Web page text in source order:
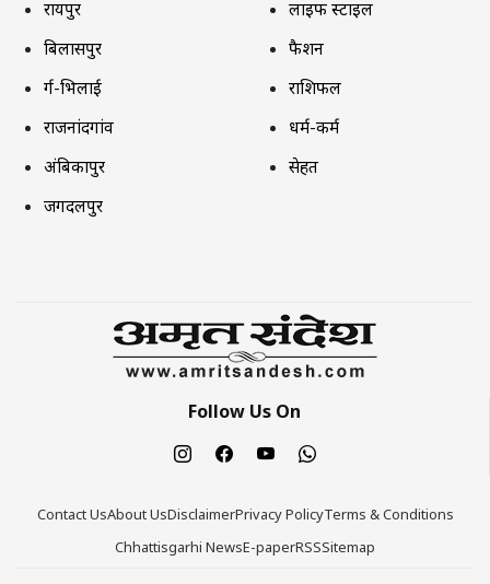
रायपुर
बिलासपुर
दुर्ग-भिलाई
राजनांदगांव
अंबिकापुर
जगदलपुर
लाइफ स्टाइल
फैशन
राशिफल
धर्म-कर्म
सेहत
Follow Us On
Contact UsAbout UsDisclaimerPrivacy PolicyTerms & Conditions
Chhattisgarhi NewsE-paperRSSSitemap